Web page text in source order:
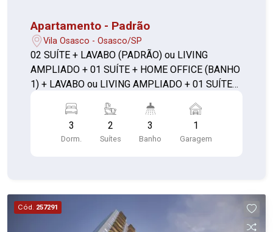
Apartamento - Padrão
Vila Osasco - Osasco/SP
02 SUÍTE + LAVABO (PADRÃO) ou LIVING
AMPLIADO + 01 SUÍTE + HOME OFFICE (BANHO
1) + LAVABO ou LIVING AMPLIADO + 01 SUÍTE
3
Dorm.
2
Suítes
3
Banho
1
Garagem
Cód. 257291